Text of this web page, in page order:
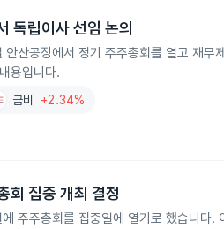
독립이사 선임 논의
산공장에서 정기 주주총회를 열고 재무
용입니다.
금비 +2.34%
회 집중 개최 결정
주주총회를 집중일에 열기로 했습니다.